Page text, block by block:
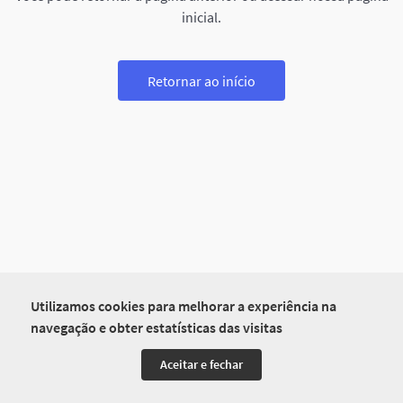
Utilizamos cookies para melhorar a experiência na
navegação e obter estatísticas das visitas
Aceitar e fechar
inicial.
Retornar ao início